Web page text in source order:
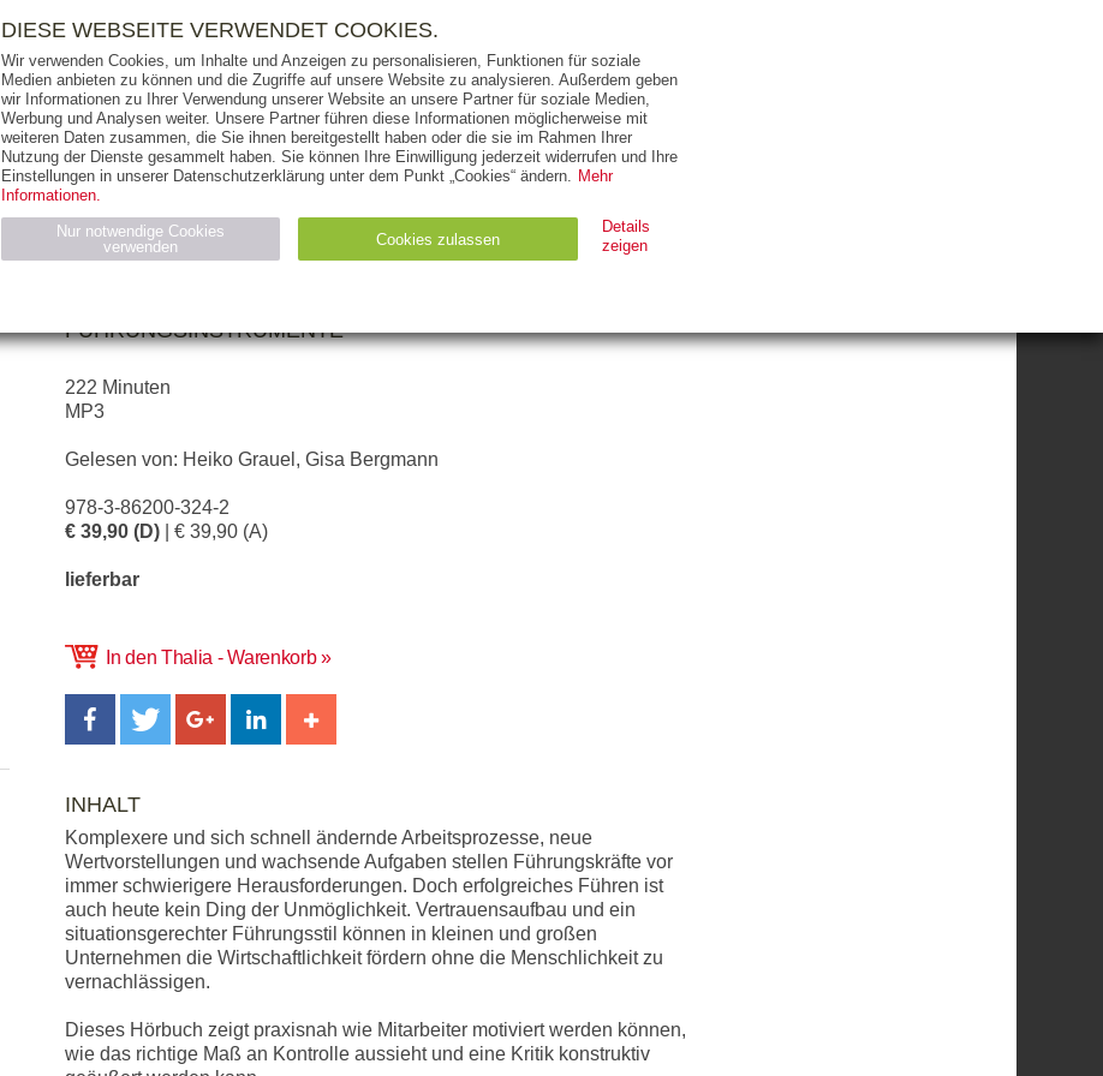
HARTMUT LAUFER
Grundlagen erfolgreicher Mitarbeiterführung
FÜHRUNGSINSTRUMENTE
222 Minuten
MP3
Gelesen von: Heiko Grauel, Gisa Bergmann
978-3-86200-324-2
€ 39,90 (D) | € 39,90 (A)
lieferbar
In den Thalia - Warenkorb
INHALT
Komplexere und sich schnell ändernde Arbeitsprozesse, neue
Wertvorstellungen und wachsende Aufgaben stellen Führungskräfte vor
immer schwierigere Herausforderungen. Doch erfolgreiches Führen ist
auch heute kein Ding der Unmöglichkeit. Vertrauensaufbau und ein
situationsgerechter Führungsstil können in kleinen und großen
Unternehmen die Wirtschaftlichkeit fördern ohne die Menschlichkeit zu
vernachlässigen.
Dieses Hörbuch zeigt praxisnah wie Mitarbeiter motiviert werden können,
wie das richtige Maß an Kontrolle aussieht und eine Kritik konstruktiv
THEMEN AUTOREN VERLAG
RIGHTS PRESSE HANDEL FÜR UNTERNEHMEN
DIESE WEBSEITE VERWENDET COOKIES.
Wir verwenden Cookies, um Inhalte und Anzeigen zu personalisieren, Funktionen für soziale
Medien anbieten zu können und die Zugriffe auf unsere Website zu analysieren. Außerdem geben
wir Informationen zu Ihrer Verwendung unserer Website an unsere Partner für soziale Medien,
Werbung und Analysen weiter. Unsere Partner führen diese Informationen möglicherweise mit
weiteren Daten zusammen, die Sie ihnen bereitgestellt haben oder die sie im Rahmen Ihrer
Nutzung der Dienste gesammelt haben. Sie können Ihre Einwilligung jederzeit widerrufen und Ihre
Einstellungen in unserer Datenschutzerklärung unter dem Punkt „Cookies“ ändern. Mehr
Informationen.
Nur notwendige Cookies
verwenden
Cookies zulassen
Details
zeigen
gabal-
verlag.de
Wird für die Speicherung der Benutzer-Session verwendet
gabal-